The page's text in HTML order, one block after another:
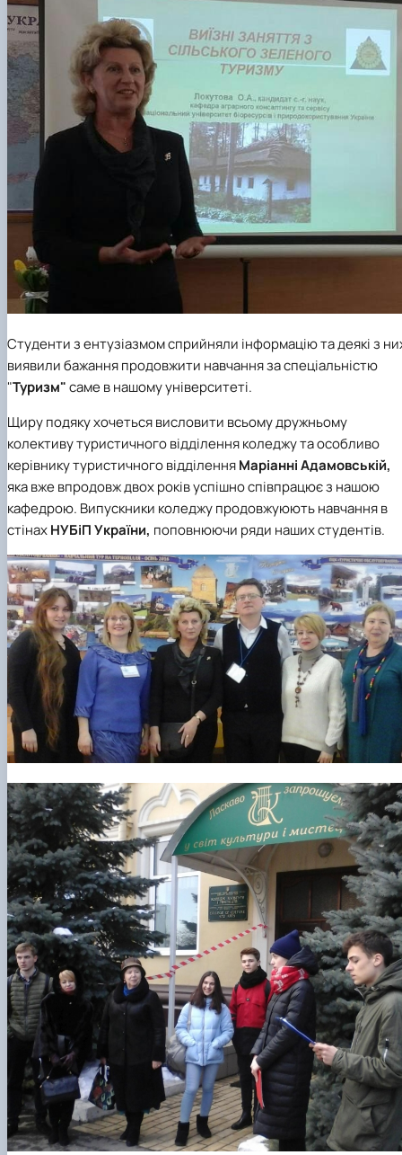
Студенти з ентузіазмом сприйняли інформацію та деякі з
виявили бажання продовжити навчання за спеціальністю
"Туризм"саме в нашому університеті.
Щиру подяку хочеться висловити всьому дружньому
колективу туристичного відділення коледжу та особливо
керівнику туристичного відділенняМаріанні Адамовській,
яка вже впродовж двох років успішно співпрацює з нашою
кафедрою. Випускники коледжу продовжуюють навчання в
стінахНУБіП України, поповнюючи ряди наших студентів.